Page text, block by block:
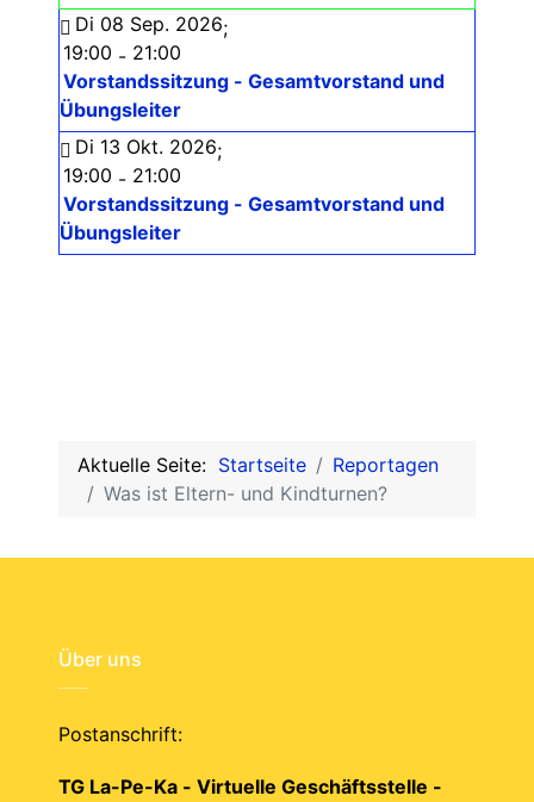
Di 08 Sep. 2026;
19:00 - 21:00
Vorstandssitzung - Gesamtvorstand und
Übungsleiter
Di 13 Okt. 2026;
19:00 - 21:00
Vorstandssitzung - Gesamtvorstand und
Übungsleiter
Aktuelle Seite: Startseite
Reportagen
Was ist Eltern- und Kindturnen?
Über uns
Postanschrift:
TG La-Pe-Ka - Virtuelle Geschäftsstelle -